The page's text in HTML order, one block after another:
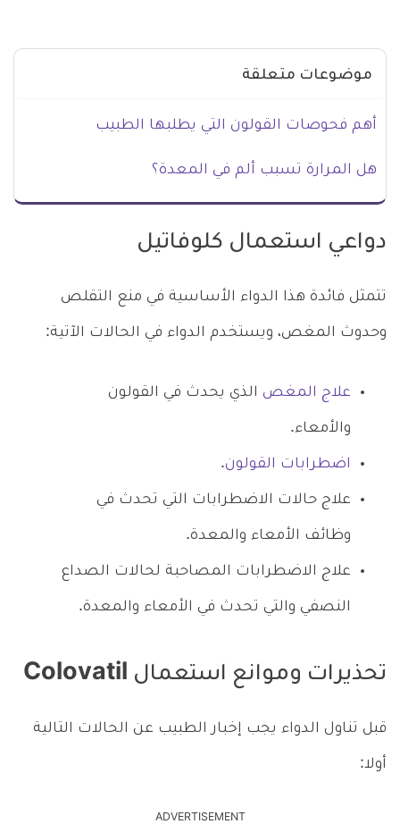
موضوعات متعلقة
أهم فحوصات القولون التي يطلبها الطبيب
هل المرارة تسبب ألم في المعدة؟
دواعي استعمال كلوفاتيل
تتمثل فائدة هذا الدواء الأساسية في منع التقلص
وحدوث المغص، ويستخدم الدواء في الحالات الآتية:
علاج المغص الذي يحدث في القولون
والأمعاء.
اضطرابات القولون.
علاج حالات الاضطرابات التي تحدث في
وظائف الأمعاء والمعدة.
علاج الاضطرابات المصاحبة لحالات الصداع
النصفي والتي تحدث في الأمعاء والمعدة.
تحذيرات وموانع استعمال Colovatil
قبل تناول الدواء يجب إخبار الطبيب عن الحالات التالية
أولا:
ADVERTISEMENT